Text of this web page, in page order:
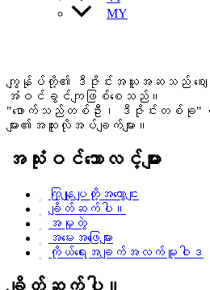
MY
ကျွန်ုပ်တို့၏ ဒီဇိုင်းအယူအဆသည် ဈေ
အံဝင်ခွင်ကျဖြစ်စေသည်။
"ဖောက်သည်တစ်ဦး၊ ဒီဇိုင်းတစ်ခု
များ၏အထူးလိုအပ်ချက်များ။
အသုံးဝင်သောလင့်များ
ကြှနျုပျတို့အကွောငျး
ချိတ်ဆက်ပါ။
အမှုတွဲ
အမေးအဖြေများ
ကိုယ်ရေးအချက်အလက်မူဝါဒ